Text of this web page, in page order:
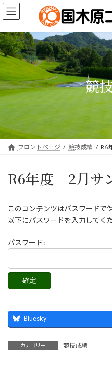
コ
ン
ン
ツ
へ
キ
ッ
プ
ナ
ビ
ー
シ
ョ
に
移
動
競
フロントページ 競技成績 R6
R6年度 2月サ
このコンテンツはパスワードで
以下にパスワードを入力してく
パスワード:
Bluesky
カテゴリー 競技成績